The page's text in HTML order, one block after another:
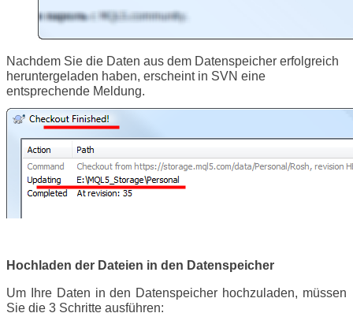
Nachdem Sie die Daten aus dem Datenspeicher erfolgreich
heruntergeladen haben, erscheint in SVN eine
entsprechende Meldung.
Hochladen der Dateien in den Datenspeicher
Um Ihre Daten in den Datenspeicher hochzuladen, müssen
Sie die 3 Schritte ausführen: